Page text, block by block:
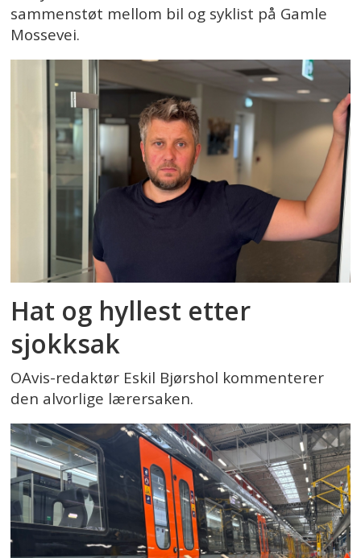
sammenstøt mellom bil og syklist på Gamle
Mossevei.
Hat og hyllest etter
sjokksak
OAvis-redaktør Eskil Bjørshol kommenterer
den alvorlige lærersaken.